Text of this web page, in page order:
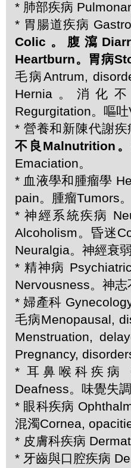
* 肺部疾病
* 胃腸道疾病
Colic。腹瀉
Heartburn。胃病
毛病Antrum,
Hernia。消化
Regurgitation。嘔吐
* 營養和新陳代謝
不良Malnutrition
Emaciation。
* 血液學和腫瘤學
pain。腫瘤Tumors。
* 神經系統疾病
Alcoholism。昏迷
Neuralgia。神經衰
* 精神病
Nervousness。神志
* 婦產科
毛病Menopausal,
Menstruation,
Pregnancy,
* 耳鼻喉科疾病
Deafness。味覺失
* 眼科疾病
混濁Cornea,
* 皮膚科疾病
* 牙齒與口腔疾病